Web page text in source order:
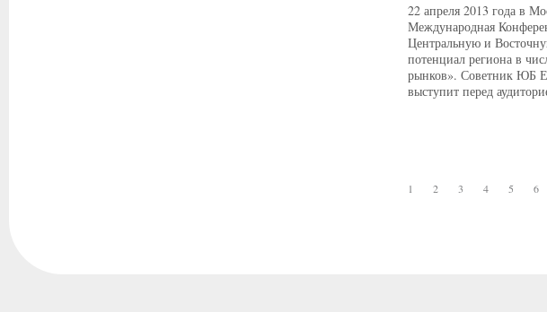
22 апреля 2013 года в
Международная
Центральную и
потенциал региона в
рынков». Советник ЮБ
выступит перед
1 2 3 4 5 6